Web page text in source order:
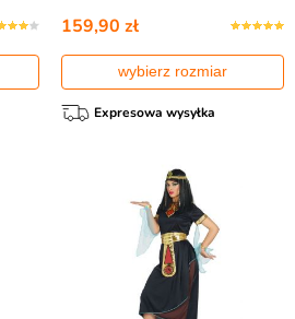
159,90 zł
wybierz rozmiar
Expresowa wysyłka